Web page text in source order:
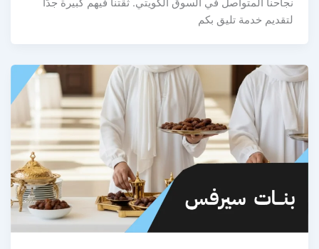
نجاحنا المتواصل في السوق الكويتي. ثقتنا فيهم كبيرة جدًا
لتقديم خدمة تليق بكم